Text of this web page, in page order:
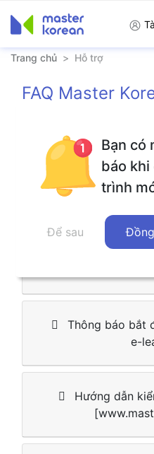
Trang chủ > Hỗ trợ
FAQ Master
Hướng dẫn
Hướng dẫn
Thông báo bắt
e-
Hướng dẫn
Bạn có
báo khi
trình
Để sau